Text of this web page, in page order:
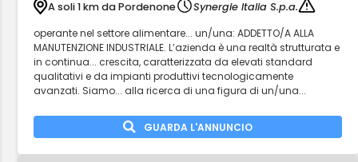
A soli 1 km da Pordenone
Synergie Italia S.p.a.
operante nel settore alimentare... un/una: ADDETTO/A ALLA
MANUTENZIONE INDUSTRIALE. L’azienda è una realtà strutturata e
in continua... crescita, caratterizzata da elevati standard
qualitativi e da impianti produttivi tecnologicamente
avanzati. Siamo... alla ricerca di una figura di un/una...
GUARDA L'ANNUNCIO